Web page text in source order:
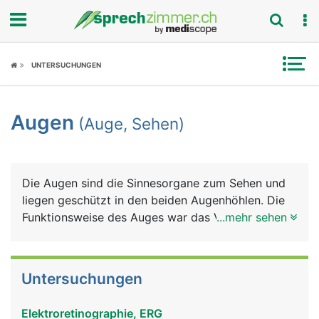
Fokus
Symptome
News
Rubriken
UNTERSUCHUNGEN
Augen (Auge, Sehen)
Die Augen sind die Sinnesorgane zum Sehen und
liegen geschützt in den beiden Augenhöhlen. Die
Funktionsweise des Auges war das Vorbild für die
(Akkommodation). Die Regenbogenhaut (Iris), die
...mehr sehen
Untersuchungen
Elektroretinographie, ERG